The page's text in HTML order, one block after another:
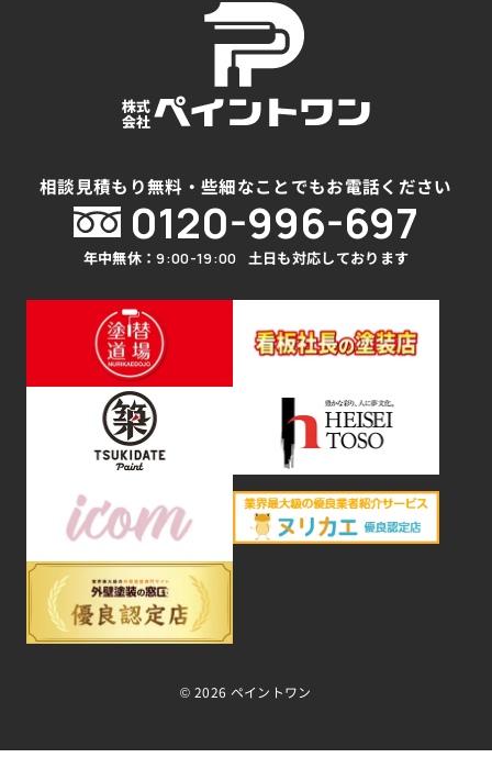
相談見積もり無料・些細なことでもお電話ください
0120-996-697
年中無休：9:00-19:00 土日も対応しております
© 2026 ペイントワン